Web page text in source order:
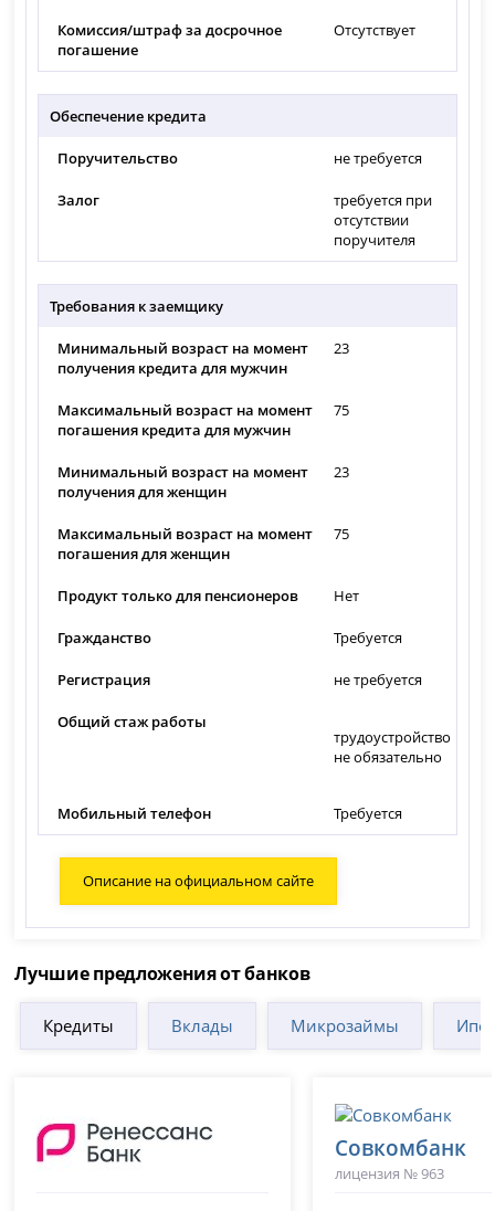
Комиссия/штраф за досрочное
погашение
Отсутствует
Обеспечение кредита
Поручительство не требуется
Залог
требуется при
отсутствии
поручителя
Требования к заемщику
Минимальный возраст на момент
получения кредита для мужчин
23
Максимальный возраст на момент
погашения кредита для мужчин
75
Минимальный возраст на момент
получения для женщин
23
Максимальный возраст на момент
погашения для женщин
75
Продукт только для пенсионеров Нет
Гражданство Требуется
Регистрация не требуется
Общий стаж работы
трудоустройство
не обязательно
Мобильный телефон Требуется
Описание на официальном сайте
Лучшие предложения от банков
Кредиты Вклады Микрозаймы
Совкомбанк
лицензия № 963